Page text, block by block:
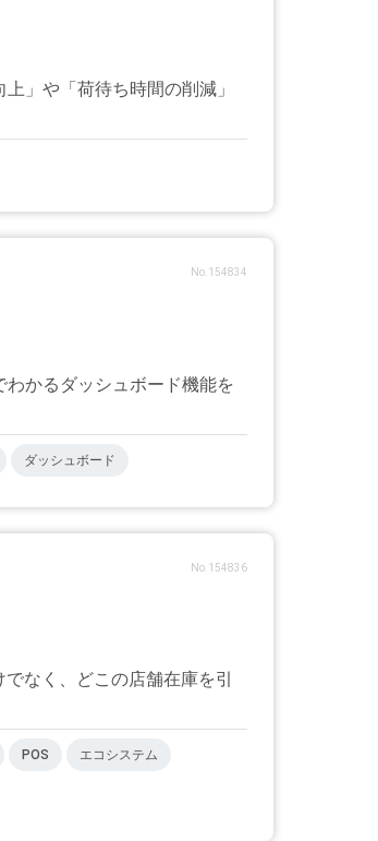
」や「荷待ち時間の削減」
No.154834
かるダッシュボード機能を
ダッシュボード
No.154836
なく、どこの店舗在庫を引
POS エコシステム